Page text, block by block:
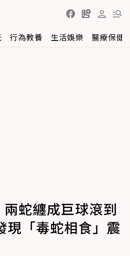
行為教養 生活娛樂 醫療保健
蛇纏成巨球滾到
現「毒蛇相食」震